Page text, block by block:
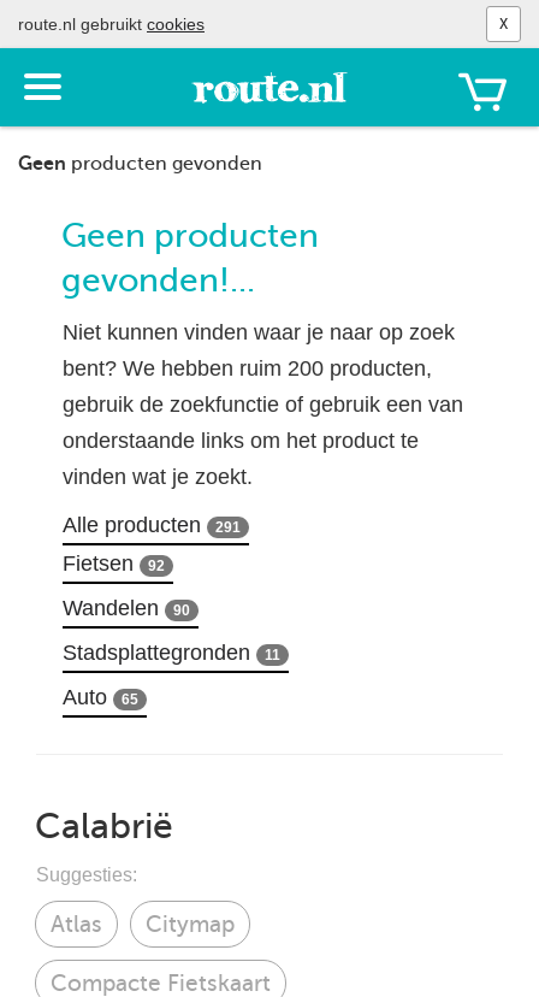
route.nl gebruikt cookies X
Toon
het
menu
Geen producten gevonden
Geen producten
gevonden!...
Niet kunnen vinden waar je naar op zoek
bent? We hebben ruim 200 producten,
gebruik de zoekfunctie of gebruik een van
onderstaande links om het product te
vinden wat je zoekt.
Alle producten 291
Fietsen 92
Wandelen 90
Stadsplattegronden 11
Auto 65
Calabrië
Suggesties:
Atlas Citymap
Compacte Fietskaart